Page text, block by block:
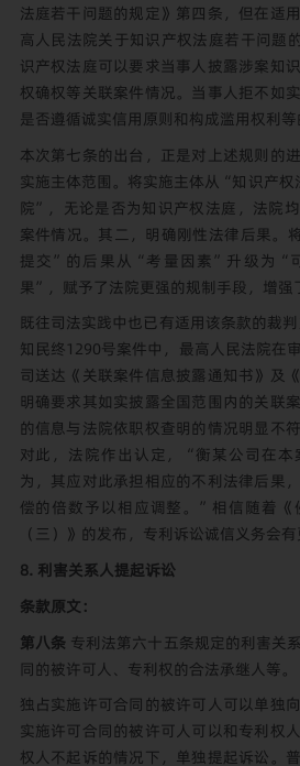
法庭若干问题的规定》第四条，但在适
高人民法院关于知识产权法庭若干问题
识产权法庭可以要求当事人披露涉案知
权确权等关联案件情况。当事人拒不如
是否遵循诚实信用原则和构成滥用权利
本次第七条的出台，正是对上述规则的
实施主体范围。将实施主体从“知识产
院”，无论是否为知识产权法庭，法院
案件情况。其二，明确刚性法律后果。
提交”的后果从“考量因素”升级为“
果”，赋予了法院更强的规制手段，增强
既往司法实践中也已有适用该条款的裁
知民终1290号案件中，最高人民法院在
司送达《关联案件信息披露通知书》及
明确要求其如实披露全国范围内的关联
的信息与法院依职权查明的情况明显不
对此，法院作出认定，“衡某公司在本
为，其应对此承担相应的不利法律后果
偿的倍数予以相应调整。”相信随着《
（三）》的发布，专利诉讼诚信义务会
8. 利害关系人提起诉讼
条款原文：
第八条专利法第六十五条规定的利害关
同的被许可人、专利权的合法承继人等。
独占实施许可合同的被许可人可以单独
实施许可合同的被许可人可以和专利权
权人不起诉的情况下，单独提起诉讼。